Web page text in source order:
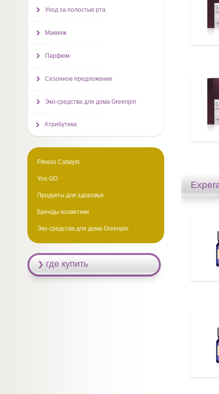
Уход за полостью рта
Макияж
Парфюм
Сезонное предложение
Эко-средства для дома Greenpin
Атрибутика
Fitness Catalyst
Yoo GO
Продукты для здоровья
Бренды косметики
Эко-средства для дома Greenpin
где купить